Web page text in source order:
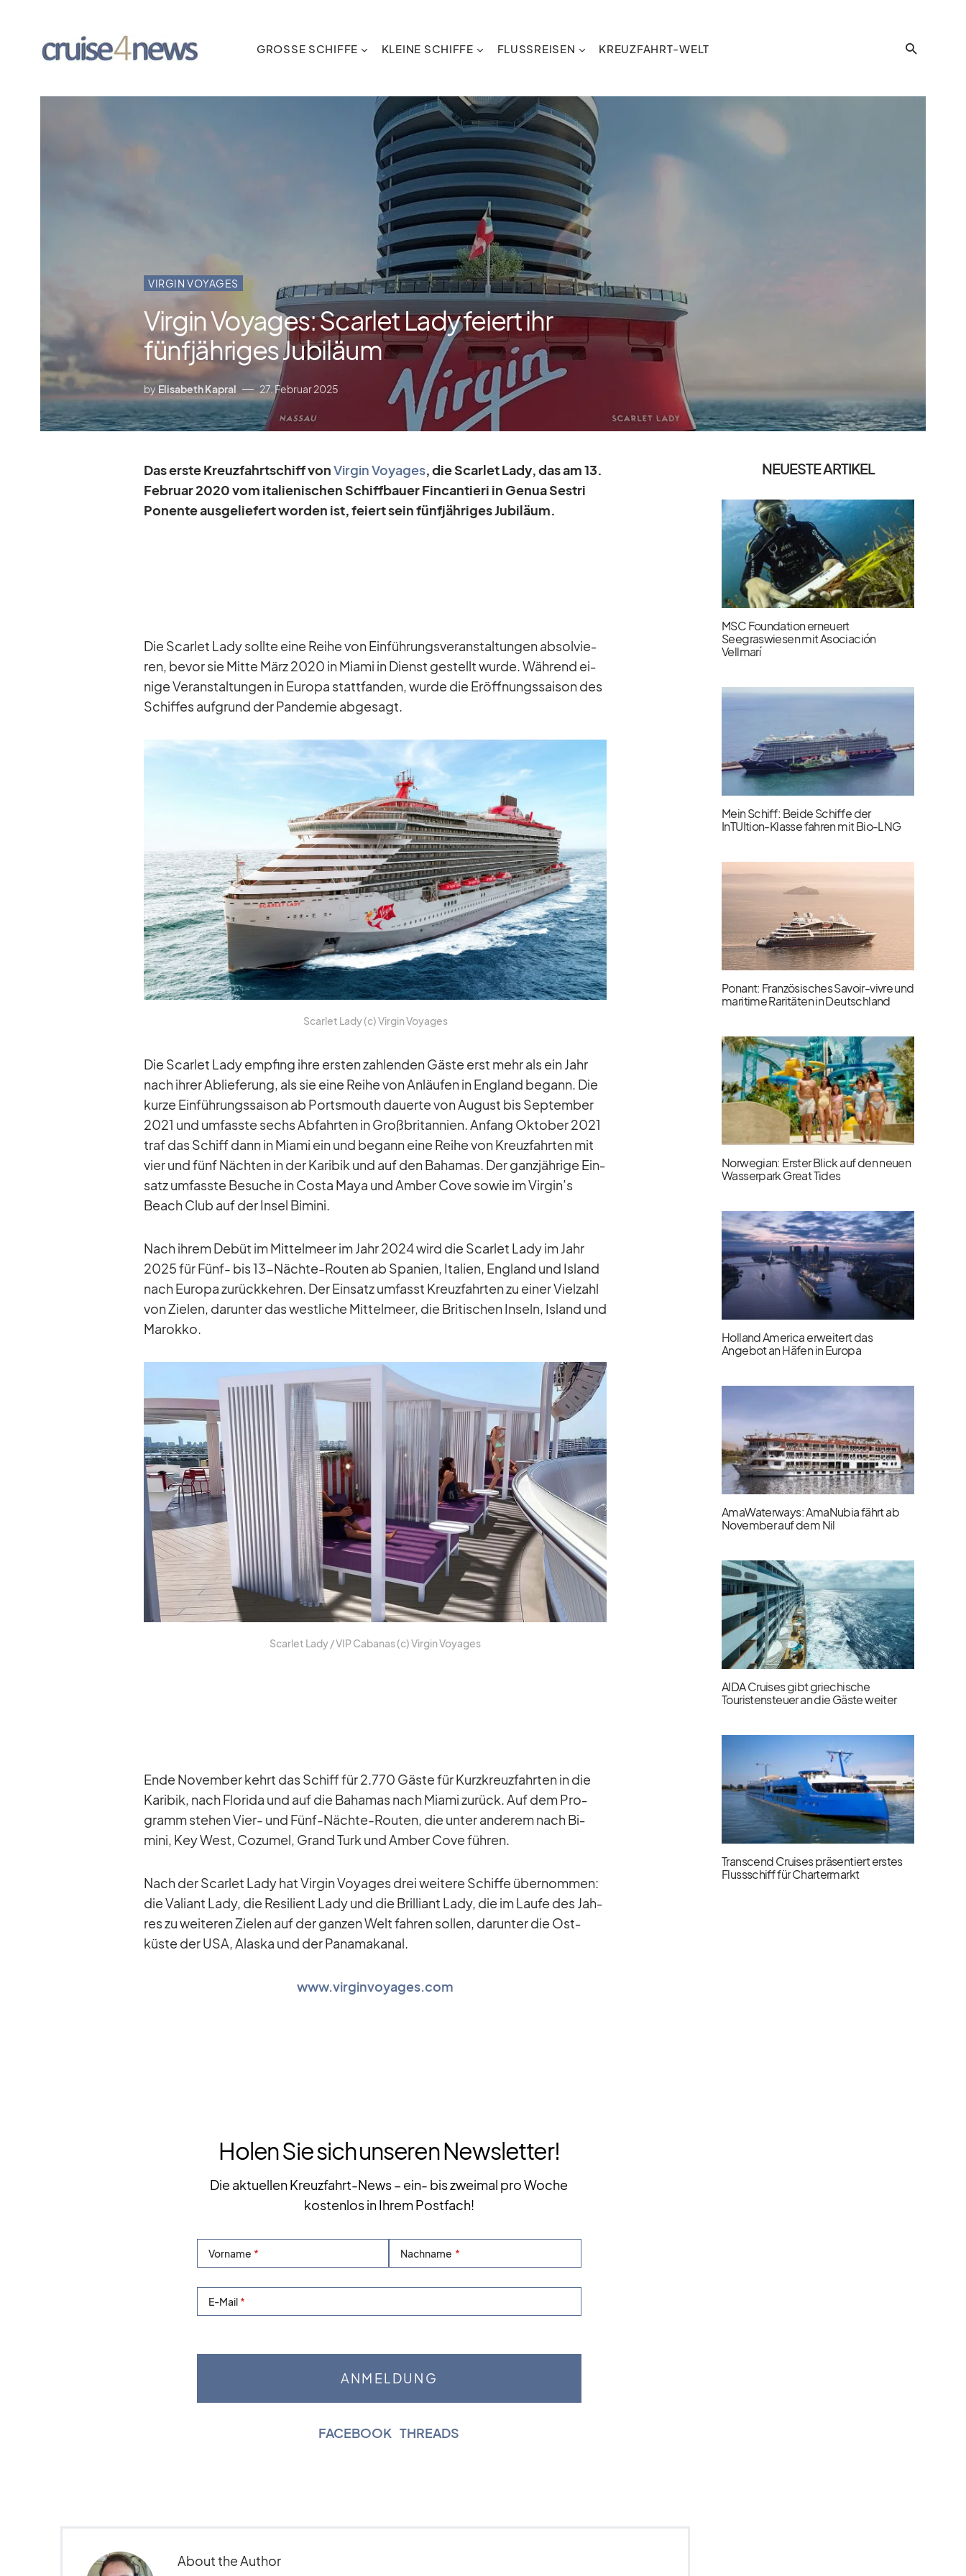
GROSSE SCHIFFE KLEINE SCHIFFE FLUSSREISEN KREUZFAHRT-WELT
VIRGIN VOYAGES
Virgin Voyages: Scarlet Lady feiert ihr
fünfjähriges Jubiläum
by Elisabeth Kapral 27. Februar 2025
Das erste Kreuz­fahrt­schiff vonVir­gin Voy­a­ges, die Scar­let Lady, das am 13.
Fe­bruar 2020 vom ita­lie­ni­schen Schiff­bauer Fin­can­tieri in Ge­nua Ses­tri
Po­nente aus­ge­lie­fert wor­den ist, fei­ert sein fünf­jäh­ri­ges Ju­bi­läum.
Die Scar­let Lady sollte eine Reihe von Ein­füh­rungs­ver­an­stal­tun­gen ab­sol­vie­
ren, be­vor sie Mitte März 2020 in Mi­ami in Dienst ge­stellt wurde. Wäh­rend ei­
nige Ver­an­stal­tun­gen in Eu­ropa statt­fan­den, wurde die Er­öff­nungs­sai­son des
Schif­fes auf­grund der Pan­de­mie ab­ge­sagt.
Scar­let Lady (c) Vir­gin Voy­a­ges
Die Scar­let Lady emp­fing ihre ers­ten zah­len­den Gäste erst mehr als ein Jahr
nach ih­rer Ab­lie­fe­rung, als sie eine Reihe von An­läu­fen in Eng­land be­gann. Die
kurze Ein­füh­rungs­sai­son ab Ports­mouth dau­erte von Au­gust bis Sep­tem­ber
2021 und um­fasste sechs Ab­fahr­ten in Groß­bri­tan­nien. An­fang Ok­to­ber 2021
traf das Schiff dann in Mi­ami ein und be­gann eine Reihe von Kreuz­fahr­ten mit
vier und fünf Näch­ten in der Ka­ri­bik und auf den Ba­ha­mas. Der ganz­jäh­rige Ein­
satz um­fasste Be­su­che in Costa Maya und Am­ber Cove so­wie im Virgin’s
Beach Club auf der In­sel Bi­mini.
Nach ih­rem De­büt im Mit­tel­meer im Jahr 2024 wird die Scar­let Lady im Jahr
2025 für Fünf- bis 13-Nächte-Rou­ten ab Spa­nien, Ita­lien, Eng­land und Is­land
nach Eu­ropa zu­rück­keh­ren. Der Ein­satz um­fasst Kreuz­fahr­ten zu ei­ner Viel­zahl
von Zie­len, dar­un­ter das west­li­che Mit­tel­meer, die Bri­ti­schen In­seln, Is­land und
Ma­rokko.
Scar­let Lady /​ VIP Ca­ba­nas (c) Vir­gin Voy­a­ges
Ende No­vem­ber kehrt das Schiff für 2.770 Gäste für Kurz­kreuz­fahr­ten in die
Ka­ri­bik, nach Flo­rida und auf die Ba­ha­mas nach Mi­ami zu­rück. Auf dem Pro­
gramm ste­hen Vier- und Fünf-Nächte-Rou­ten, die un­ter an­de­rem nach Bi­
mini, Key West, Co­zu­mel, Grand Turk und Am­ber Cove füh­ren.
Nach der Scar­let Lady hat Vir­gin Voy­a­ges drei wei­tere Schiffe über­nom­men:
die Va­li­ant Lady, die Re­si­li­ent Lady und die Bril­li­ant Lady, die im Laufe des Jah­
res zu wei­te­ren Zie­len auf der gan­zen Welt fah­ren sol­len, dar­un­ter die Ost­
küste der USA, Alaska und der Pa­na­ma­ka­nal.
www.virginvoyages.com
Holen Sie sich unseren Newsletter!
Die aktuellen Kreuzfahrt-News – ein- bis zweimal pro Woche
kostenlos in Ihrem Postfach!
Vorname Nachname
E-Mail
FACEBOOK |THREADS
About the Author
NEUESTE ARTIKEL
MSC Foundation erneuert
Seegraswiesen mit Asociación
Vellmarí
Mein Schiff: Beide Schiffe der
InTUItion-Klasse fahren mit Bio-LNG
Ponant: Französisches Savoir-vivre und
maritime Raritäten in Deutschland
Norwegian: Erster Blick auf den neuen
Wasserpark Great Tides
Holland America erweitert das
Angebot an Häfen in Europa
AmaWaterways: AmaNubia fährt ab
November auf dem Nil
AIDA Cruises gibt griechische
Touristensteuer an die Gäste weiter
Transcend Cruises präsentiert erstes
Flussschiff für Chartermarkt